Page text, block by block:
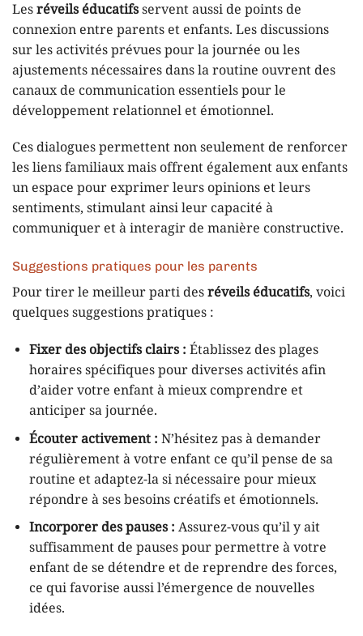
Lesréveils éducatifsservent aussi de points de
connexion entre parents et enfants. Les discussions
sur les activités prévues pour la journée ou les
ajustements nécessaires dans la routine ouvrent des
canaux de communication essentiels pour le
développement relationnel et émotionnel.
Ces dialogues permettent non seulement de renforcer
les liens familiaux mais offrent également aux enfants
un espace pour exprimer leurs opinions et leurs
sentiments, stimulant ainsi leur capacité à
communiquer et à interagir de manière constructive.
Suggestions pratiques pour les parents
Pour tirer le meilleur parti desréveils éducatifs, voici
quelques suggestions pratiques :
Fixer des objectifs clairs : Établissez des plages
horaires spécifiques pour diverses activités afin
d’aider votre enfant à mieux comprendre et
anticiper sa journée.
Écouter activement : N’hésitez pas à demander
régulièrement à votre enfant ce qu’il pense de sa
routine et adaptez-la si nécessaire pour mieux
répondre à ses besoins créatifs et émotionnels.
Incorporer des pauses : Assurez-vous qu’il y ait
suffisamment de pauses pour permettre à votre
enfant de se détendre et de reprendre des forces,
ce qui favorise aussi l’émergence de nouvelles
idées.